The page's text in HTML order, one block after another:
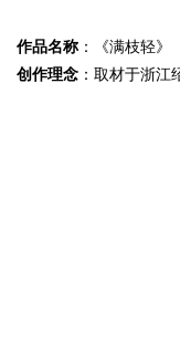
作品名称 ：《满枝轻》
创作理念 ：取材于浙